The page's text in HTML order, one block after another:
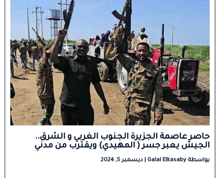
حاصر عاصمة الجزيرة الجنوب الغربي و الشرق..
الجيش يعبر جسر ( المهيدي) ويقترب من مدني
بواسطة Galal Elkasaby ديسمبر 5, 2024